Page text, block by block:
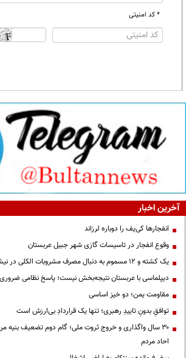
* کد امنیتی
آخرین اخبار
انفجارها کی‌یف را دوباره لرزاند
وقوع انفجار در تاسیسات گازی شهر جبیل عربستان
یک کشته و ۱۲ مسموم به دنبال مصرف مشروبات الکلی در نیشابور
دیپلماسی با عربستان نتیجه‌بخش نیست؛ پاسخ نظامی
مقاومت یمن؛ دو خیز اساسی
توافقِ بدونِ تاییدِ رهبری؛ تنها یک قراردادِ بی‌ارزش است
۳۰ سال واگذاری و خروج ثروت ملی؛ گام دوم تضعیف بنیه
احاد مردم